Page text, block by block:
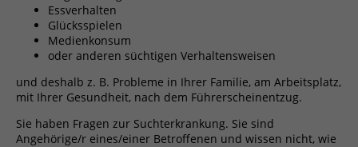
Essverhalten
Glücksspielen
Medienkonsum
oder anderen süchtigen Verhaltensweisen
und deshalb z. B. Probleme in Ihrer Familie, am Arbeitsplatz,
mit Ihrer Gesundheit, nach dem Führerscheinentzug.
Sie haben Fragen zur Suchterkrankung. Sie sind
Angehörige/r eines/einer Betroffenen und wissen nicht, wie